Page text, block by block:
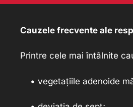
Cauzele frecvente ale
Printre cele mai întâlnite
• vegetațiile adenoide